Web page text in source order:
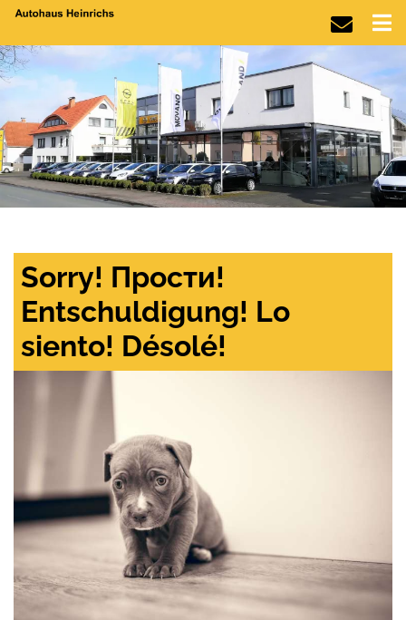
Sorry! Прости!
Entschuldigung! Lo
siento! Désolé!